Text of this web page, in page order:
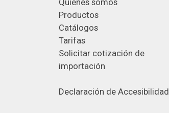
Quiénes somos
Productos
Catálogos
Tarifas
Solicitar cotización de
importación
Declaración de Accesibilidad